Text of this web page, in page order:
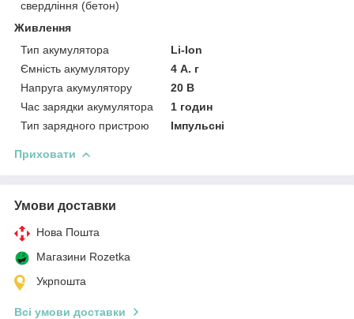
свердління (бетон)
Живлення
Тип акумулятора
Li-Ion
Ємність акумулятору
4 А. г
Напруга акумулятору
20 В
Час зарядки акумулятора
1 годин
Тип зарядного пристрою
Імпульсні
Приховати
Умови доставки
Нова Пошта
Магазини Rozetka
Укрпошта
Всі умови доставки